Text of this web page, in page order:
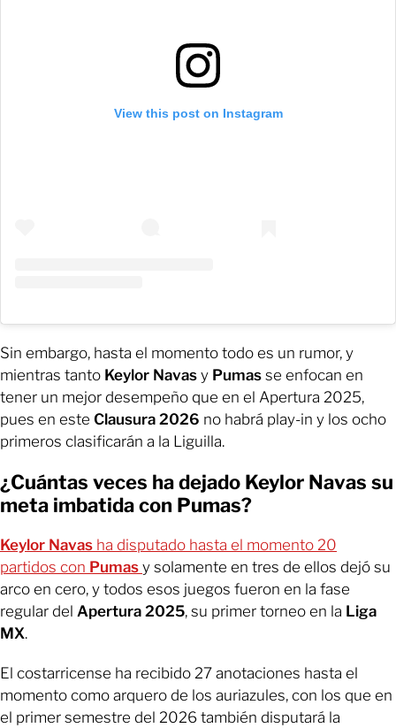
View this post on Instagram
Sin embargo, hasta el momento todo es un rumor, y
mientras tanto Keylor Navas y Pumas se enfocan en
tener un mejor desempeño que en el Apertura 2025,
pues en este Clausura 2026 no habrá play-in y los ocho
primeros clasificarán a la Liguilla.
¿Cuántas veces ha dejado Keylor Navas su
meta imbatida con Pumas?
Keylor Navas ha disputado hasta el momento 20
partidos con Pumas y solamente en tres de ellos dejó su
arco en cero, y todos esos juegos fueron en la fase
regular del Apertura 2025, su primer torneo en la Liga
MX.
El costarricense ha recibido 27 anotaciones hasta el
momento como arquero de los auriazules, con los que en
el primer semestre del 2026 también disputará la